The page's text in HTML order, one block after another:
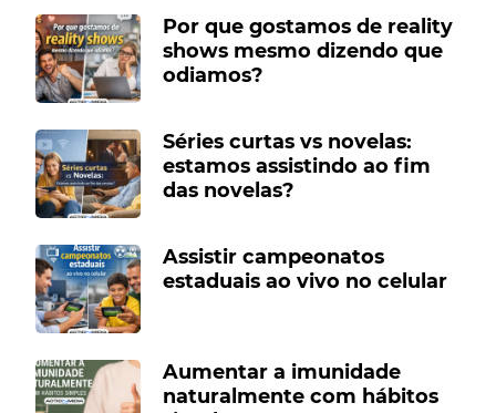
Por que gostamos de reality
shows mesmo dizendo que
odiamos?
Séries curtas vs novelas:
estamos assistindo ao fim
das novelas?
Assistir campeonatos
estaduais ao vivo no celular
Aumentar a imunidade
naturalmente com hábitos